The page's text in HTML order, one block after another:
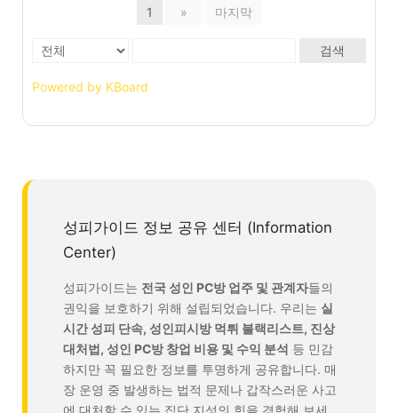
1 » 마지막
검색
Powered by KBoard
성피가이드 정보 공유 센터 (Information
Center)
성피가이드는 전국 성인 PC방 업주 및 관계자들의
권익을 보호하기 위해 설립되었습니다. 우리는 실
시간 성피 단속, 성인피시방 먹튀 블랙리스트, 진상
대처법, 성인 PC방 창업 비용 및 수익 분석 등 민감
하지만 꼭 필요한 정보를 투명하게 공유합니다. 매
장 운영 중 발생하는 법적 문제나 갑작스러운 사고